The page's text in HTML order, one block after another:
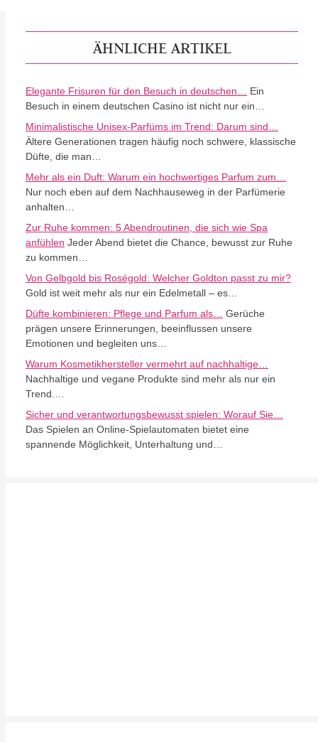
ÄHNLICHE ARTIKEL
Elegante Frisuren für den Besuch in deutschen…
Ein
Besuch in einem deutschen Casino ist nicht nur ein…
Minimalistische Unisex-Parfüms im Trend: Darum sind…
Ältere Generationen tragen häufig noch schwere, klassische
Düfte, die man…
Mehr als ein Duft: Warum ein hochwertiges Parfum zum…
Nur noch eben auf dem Nachhauseweg in der Parfümerie
anhalten…
Zur Ruhe kommen: 5 Abendroutinen, die sich wie Spa
anfühlen Jeder Abend bietet die Chance, bewusst zur Ruhe
zu kommen…
Von Gelbgold bis Roségold: Welcher Goldton passt zu mir?
Gold ist weit mehr als nur ein Edelmetall – es…
Düfte kombinieren: Pflege und Parfum als…
Gerüche
prägen unsere Erinnerungen, beeinflussen unsere
Emotionen und begleiten uns…
Warum Kosmetikhersteller vermehrt auf nachhaltige…
Nachhaltige und vegane Produkte sind mehr als nur ein
Trend.…
Sicher und verantwortungsbewusst spielen: Worauf Sie…
Das Spielen an Online-Spielautomaten bietet eine
spannende Möglichkeit, Unterhaltung und…